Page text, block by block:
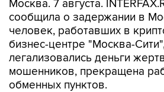
Москва. 7 августа.
сообщила о задержании в
человек, работавших в
бизнес-центре "Москва-
легализовались деньги
мошенников, прекращена
обменных пунктов.